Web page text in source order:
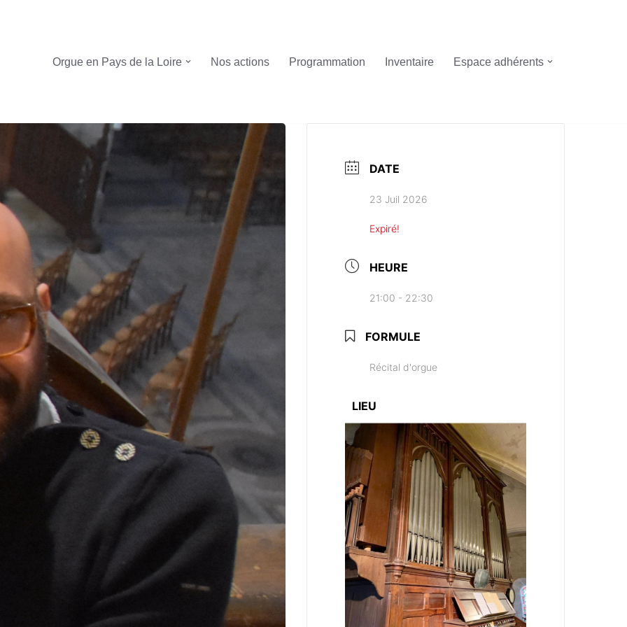
Orgue en Pays de la Loire Nos actions Programmation Inventaire Espace adhérents
DATE
23 Juil 2026
Expiré!
HEURE
21:00 - 22:30
FORMULE
Récital d'orgue
LIEU